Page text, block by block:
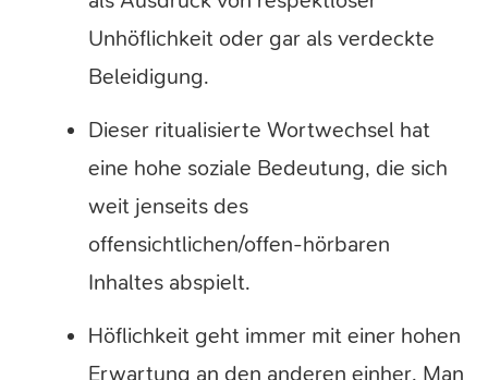
Unhöflichkeit oder gar als verdeckte
Beleidigung.
Dieser ritualisierte Wortwechsel hat
eine hohe soziale Bedeutung, die sich
weit jenseits des
offensichtlichen/offen-hörbaren
Inhaltes abspielt.
Höflichkeit geht immer mit einer hohen
Erwartung an den anderen einher. Man